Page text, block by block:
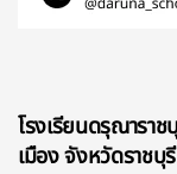
โรงเรียนดรุณารา
เมือง จังหวัดราชบุ